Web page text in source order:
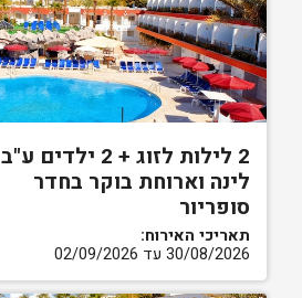
2 לילות לזוג + 2 ילדים ע"ב
לינה וארוחת בוקר בחדר
סופריור
תאריכי האירוח:
30/08/2026 עד 02/09/2026